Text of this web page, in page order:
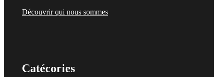
Découvrir qui nous sommes
Catécories